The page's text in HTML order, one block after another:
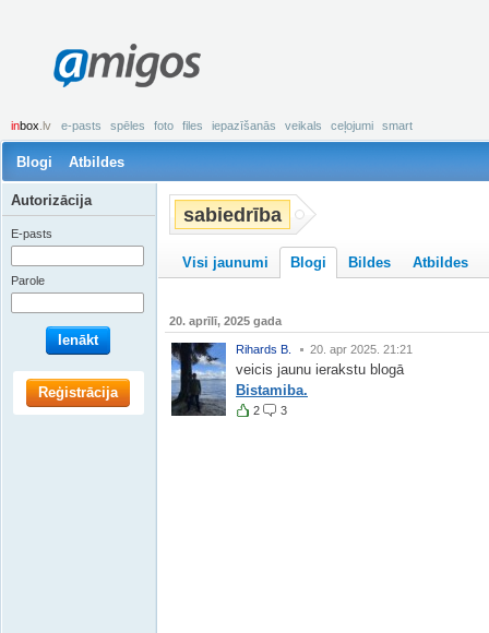
amigos
inbox .lv e-pasts spēles foto files iepazīšanās veikals ceļojumi smart
Blogi Atbildes
sabiedrība
Visi jaunumi Blogi Bildes Atbildes
20. aprīlī, 2025 gada
Rihards B. 20. apr 2025. 21:21
veicis jaunu ierakstu blogā
Bistamiba.
2 3
Autorizācija
E-pasts
Parole
Ienākt
Reģistrācija